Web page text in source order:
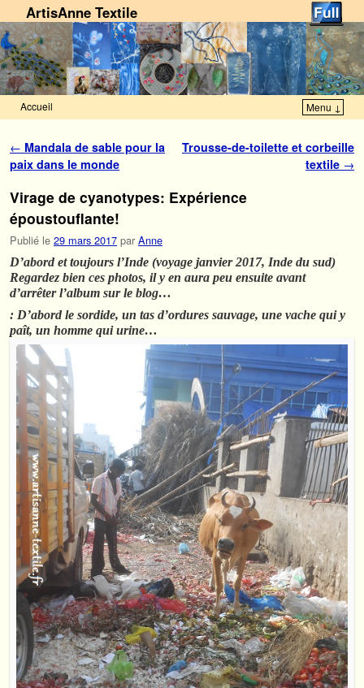
ArtisAnne Textile
Accueil Menu ↓
Navigation des articles
← Mandala de sable pour la
paix dans le monde
Trousse-de-toilette et corbeille
textile →
Virage de cyanotypes: Expérience
époustouflante!
Publié le 29 mars 2017 par Anne
D’abord et toujours l’Inde (voyage janvier 2017, Inde du sud)
Regardez bien ces photos, il y en aura peu ensuite avant
d’arrêter l’album sur le blog…
: D’abord le sordide, un tas d’ordures sauvage, une vache qui y
paît, un homme qui urine…